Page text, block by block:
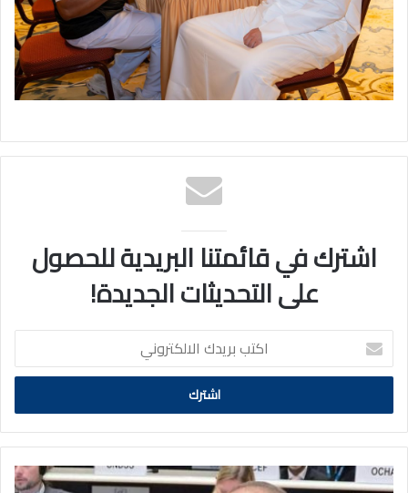
اشترك في قائمتنا البريدية للحصول
على التحديثات الجديدة!
اكتب
بريدك
الالكتروني
السفير